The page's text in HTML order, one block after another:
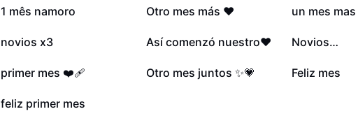
274,9 mil
1 mês namoro 270,3 mil
Otro mes más ❤️ 180 mil
un mes mas
64,1 mil
novios x3 57,2 mil
Así comenzó nuestro♥️ 54,1 mil
Novios…
30,2 mil
primer mes ❤️‍🩹 28,2 mil
Otro mes juntos ✨💗 15,8 mil
Feliz mes
782
feliz primer mes